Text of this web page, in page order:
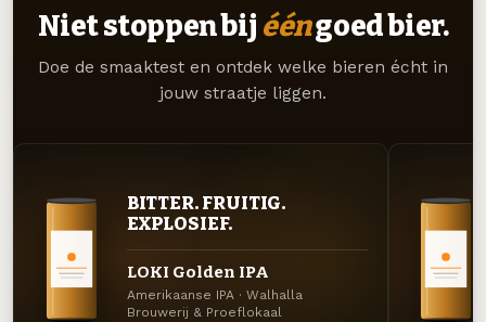
Niet stoppen bij ééngoed bier.
Doe de smaaktest en ontdek welke bieren écht in
jouw straatje liggen.
BITTER. FRUITIG.
EXPLOSIEF.
LOKI Golden IPA
Amerikaanse IPA · Walhalla
Brouwerij & Proeflokaal